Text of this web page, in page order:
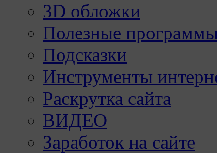
3D обложки
Полезные
Подсказки
Инструменты
Раскрутка сайта
ВИДЕО
Заработок на сайте